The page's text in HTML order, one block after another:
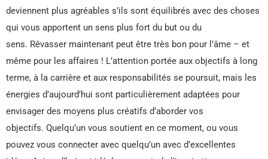
deviennent plus agréables s’ils sont équilibrés avec des choses
qui vous apportent un sens plus fort du but ou du
sens. Rêvasser maintenant peut être très bon pour l’âme – et
même pour les affaires ! L’attention portée aux objectifs à long
terme, à la carrière et aux responsabilités se poursuit, mais les
énergies d’aujourd’hui sont particulièrement adaptées pour
envisager des moyens plus créatifs d’aborder vos
objectifs. Quelqu’un vous soutient en ce moment, ou vous
pouvez vous connecter avec quelqu’un avec d’excellentes